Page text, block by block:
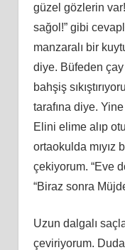
güzel gözlerin
sağol!” gibi
manzaralı bir
diye. Büfeden
bahşiş
tarafına diye.
Elini elime alıp
ortaokulda mıyız
çekiyorum. “Eve
“Biraz sonra
Uzun dalgalı
çeviriyorum.